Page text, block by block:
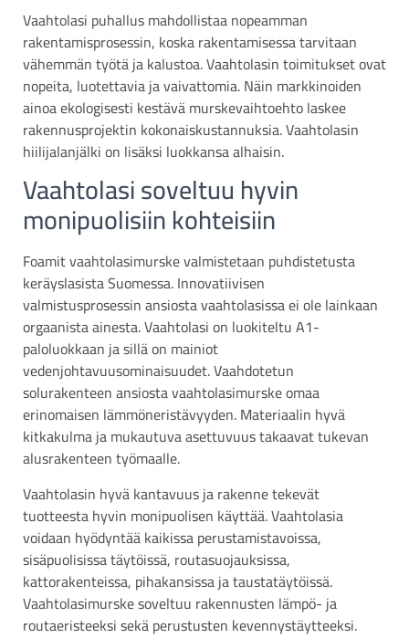
Vaahtolasi puhallus mahdollistaa nopeamman
rakentamisprosessin, koska rakentamisessa tarvitaan
vähemmän työtä ja kalustoa. Vaahtolasin toimitukset ovat
nopeita, luotettavia ja vaivattomia. Näin markkinoiden
ainoa ekologisesti kestävä murskevaihtoehto laskee
rakennusprojektin kokonaiskustannuksia. Vaahtolasin
hiilijalanjälki on lisäksi luokkansa alhaisin.
Vaahtolasi soveltuu hyvin
monipuolisiin kohteisiin
Foamit vaahtolasimurske valmistetaan puhdistetusta
keräyslasista Suomessa. Innovatiivisen
valmistusprosessin ansiosta vaahtolasissa ei ole lainkaan
orgaanista ainesta. Vaahtolasi on luokiteltu A1-
paloluokkaan ja sillä on mainiot
vedenjohtavuusominaisuudet. Vaahdotetun
solurakenteen ansiosta vaahtolasimurske omaa
erinomaisen lämmöneristävyyden. Materiaalin hyvä
kitkakulma ja mukautuva asettuvuus takaavat tukevan
alusrakenteen työmaalle.
Vaahtolasin hyvä kantavuus ja rakenne tekevät
tuotteesta hyvin monipuolisen käyttää. Vaahtolasia
voidaan hyödyntää kaikissa perustamistavoissa,
sisäpuolisissa täytöissä, routasuojauksissa,
kattorakenteissa, pihakansissa ja taustatäytöissä.
Vaahtolasimurske soveltuu rakennusten lämpö- ja
routaeristeeksi sekä perustusten kevennystäytteeksi.